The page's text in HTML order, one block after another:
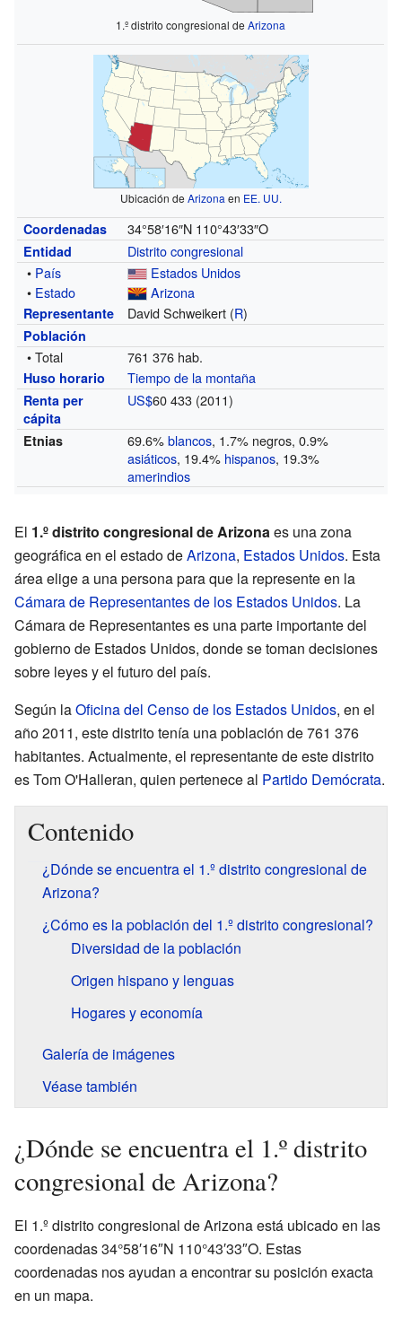
1.º distrito congresional deArizona
Ubicación de Arizona en EE. UU.
Coordenadas 34°58′16″N 110°43′33″O
Entidad
Distrito congresional
• País
Estados Unidos
• Estado Arizona
Representante David Schweikert (R)
Población
• Total 761 376 hab.
Huso horario Tiempo de la montaña
Renta per
cápita
US$60 433 (2011)
Etnias 69.6%blancos, 1.7% negros, 0.9%
asiáticos, 19.4% hispanos, 19.3%
amerindios
El 1.º distrito congresional de Arizonaes una zona
geográfica en el estado deArizona, Estados Unidos. Esta
área elige a una persona para que la represente en la
Cámara de Representantes de los Estados Unidos. La
Cámara de Representantes es una parte importante del
gobierno de Estados Unidos, donde se toman decisiones
sobre leyes y el futuro del país.
Según laOficina del Censo de los Estados Unidos, en el
año 2011, este distrito tenía una población de 761 376
habitantes. Actualmente, el representante de este distrito
es Tom O'Halleran, quien pertenece al Partido Demócrata.
Contenido
¿Dónde se encuentra el 1.º distrito congresional de
Arizona?
¿Cómo es la población del 1.º distrito congresional?
Diversidad de la población
Origen hispano y lenguas
Hogares y economía
Galería de imágenes
Véase también
¿Dónde se encuentra el 1.º distrito
congresional de Arizona?
El 1.º distrito congresional de Arizona está ubicado en las
coordenadas 34°58′16″N 110°43′33″O. Estas
coordenadas nos ayudan a encontrar su posición exacta
en un mapa.